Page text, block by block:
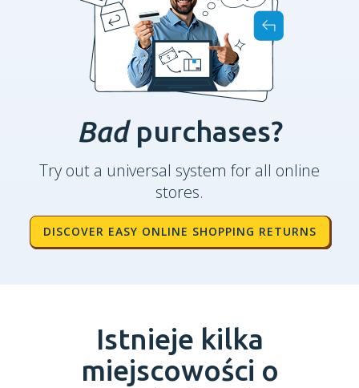
Bad purchases?
Try out a universal system for all online
stores.
DISCOVER EASY ONLINE SHOPPING RETURNS
Istnieje kilka
miejscowości o